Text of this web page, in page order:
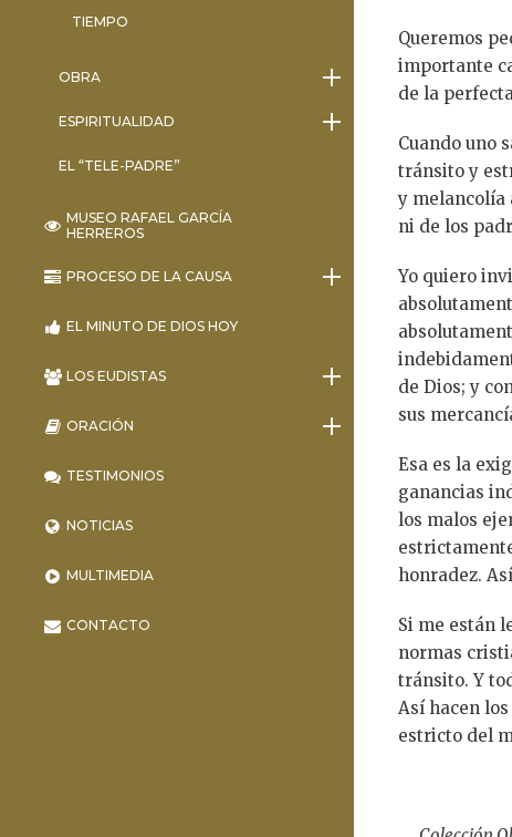
TIEMPO
OBRA
ESPIRITUALIDAD
EL “TELE-PADRE”
MUSEO RAFAEL GARCÍA
HERREROS
PROCESO DE LA CAUSA
EL MINUTO DE DIOS HOY
LOS EUDISTAS
ORACIÓN
TESTIMONIOS
NOTICIAS
MULTIMEDIA
CONTACTO
Queremos
importante
de la
Cuando uno
tránsito y
y melancolía
ni de los
Yo quiero
de Dios; y
sus
Esa es la
ganancias
los malos
honradez.
Si me están
normas
tránsito. Y
Así hacen
estricto del